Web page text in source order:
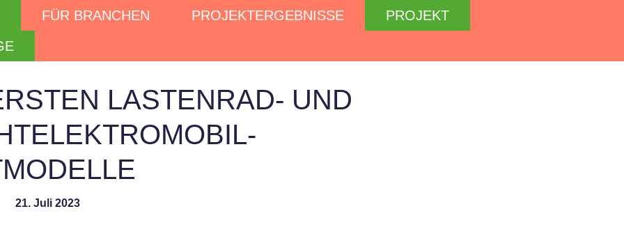
FÜR BRANCHEN PROJEKTERGEBNISSE
PROJEKT
LASTENRAD- UND
21. Juli 2023